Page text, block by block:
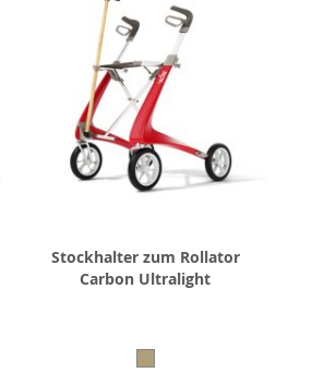
Stockhalter zum Rollator
Carbon Ultralight